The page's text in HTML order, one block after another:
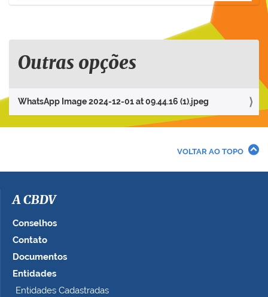
l
e
p
i
a
e
o
t
Outras opções
WhatsApp Image 2024-12-01 at 09.44.16 (1).jpeg
VOLTAR AO TOPO
A CBDV
Conselhos
Contato
Documentos
Entidades
Entidades Cadastradas